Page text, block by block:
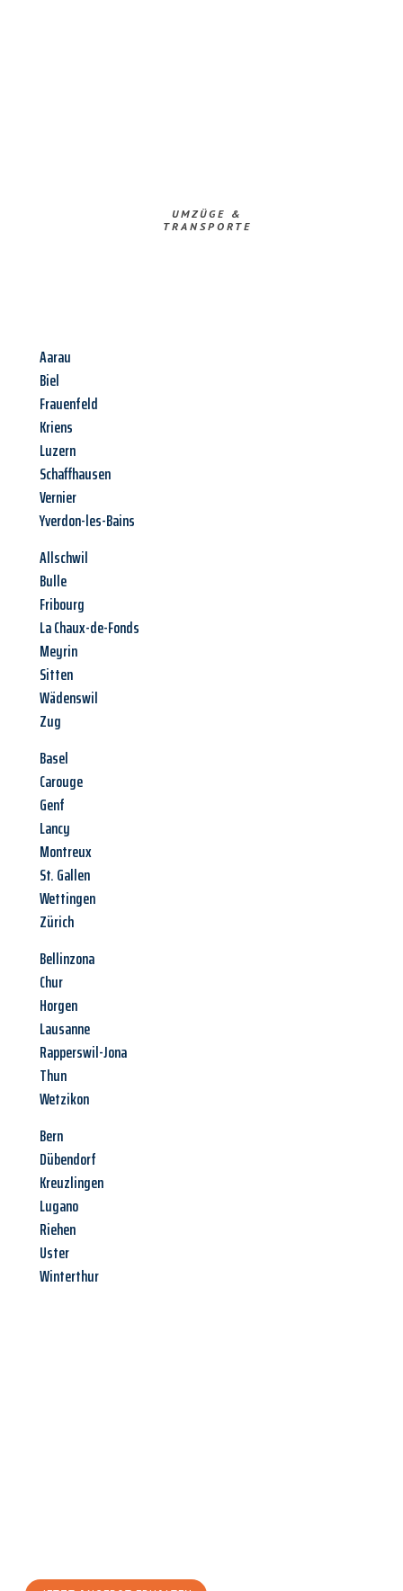
UMZÜGE &
TRANSPORTE
Aarau
Biel
Frauenfeld
Kriens
Luzern
Schaffhausen
Vernier
Yverdon-les-Bains
Allschwil
Bulle
Fribourg
La Chaux-de-Fonds
Meyrin
Sitten
Wädenswil
Zug
Basel
Carouge
Genf
Lancy
Montreux
St. Gallen
Wettingen
Zürich
Bellinzona
Chur
Horgen
Lausanne
Rapperswil-Jona
Thun
Wetzikon
Bern
Dübendorf
Kreuzlingen
Lugano
Riehen
Uster
Winterthur